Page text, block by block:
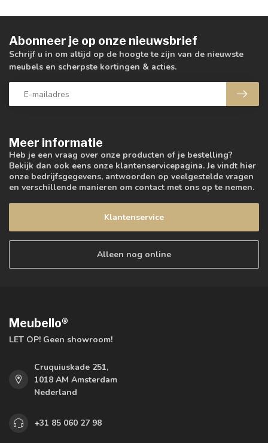
Meer informatie
Heb je een vraag over onze producten of je bestelling?
Bekijk dan ook eens onze klantenservicepagina. Je vindt hier
onze bedrijfsgegevens, antwoorden op veelgestelde vragen
en verschillende manieren om contact met ons op te nemen.
Klantenservice
Alleen nog online
Abonneer je op onze nieuwsbrief
Schrijf u in om altijd op de hoogte te zijn van de nieuwste
meubels en scherpste kortingen & acties.
Meubello®
LET OP! Geen showroom!
Cruquiuskade 251,
1018 AM Amsterdam
Nederland
+31 85 060 27 98